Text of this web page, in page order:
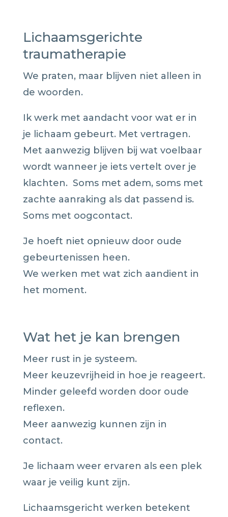
Lichaamsgerichte
traumatherapie
We praten, maar blijven niet alleen in
de woorden.
Ik werk met aandacht voor wat er in
je lichaam gebeurt. Met vertragen.
Met aanwezig blijven bij wat voelbaar
wordt wanneer je iets vertelt over je
klachten. Soms met adem, soms met
zachte aanraking als dat passend is.
Soms met oogcontact.
Je hoeft niet opnieuw door oude
gebeurtenissen heen.
We werken met wat zich aandient in
het moment.
Wat het je kan brengen
Meer rust in je systeem.
Meer keuzevrijheid in hoe je reageert.
Minder geleefd worden door oude
reflexen.
Meer aanwezig kunnen zijn in
contact.
Je lichaam weer ervaren als een plek
waar je veilig kunt zijn.
Lichaamsgericht werken betekent